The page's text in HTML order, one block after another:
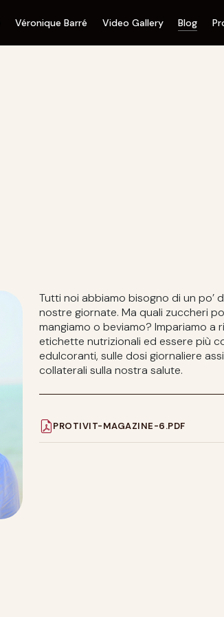
Véronique Barré Video Gallery Blog
Tutti noi abbiamo bisogno di un po’
nostre giornate. Ma quali zuccheri
mangiamo o beviamo? Impariamo a
etichette nutrizionali ed essere più
edulcoranti, sulle dosi giornaliere
collaterali sulla nostra salute.
PROTIVIT-MAGAZINE-6.PDF